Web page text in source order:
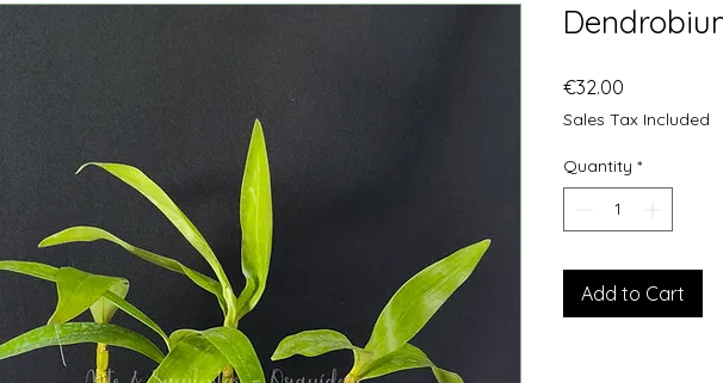
€32.00
Sales Tax Included
Quantity *
Add to Cart